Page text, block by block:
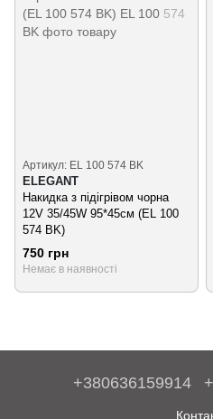
Артикул: EL 100 574 BK
ELEGANT
Накидка з підігрівом чорна
12V 35/45W 95*45см (EL 100
574 BK)
750 грн
Немає в наявності
+380636159914